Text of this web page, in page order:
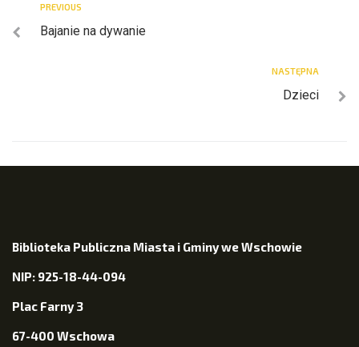
PREVIOUS
Bajanie na dywanie
NASTĘPNA
Dzieci
Biblioteka Publiczna Miasta i Gminy we Wschowie
NIP: 925-18-44-094
Plac Farny 3
67-400 Wschowa